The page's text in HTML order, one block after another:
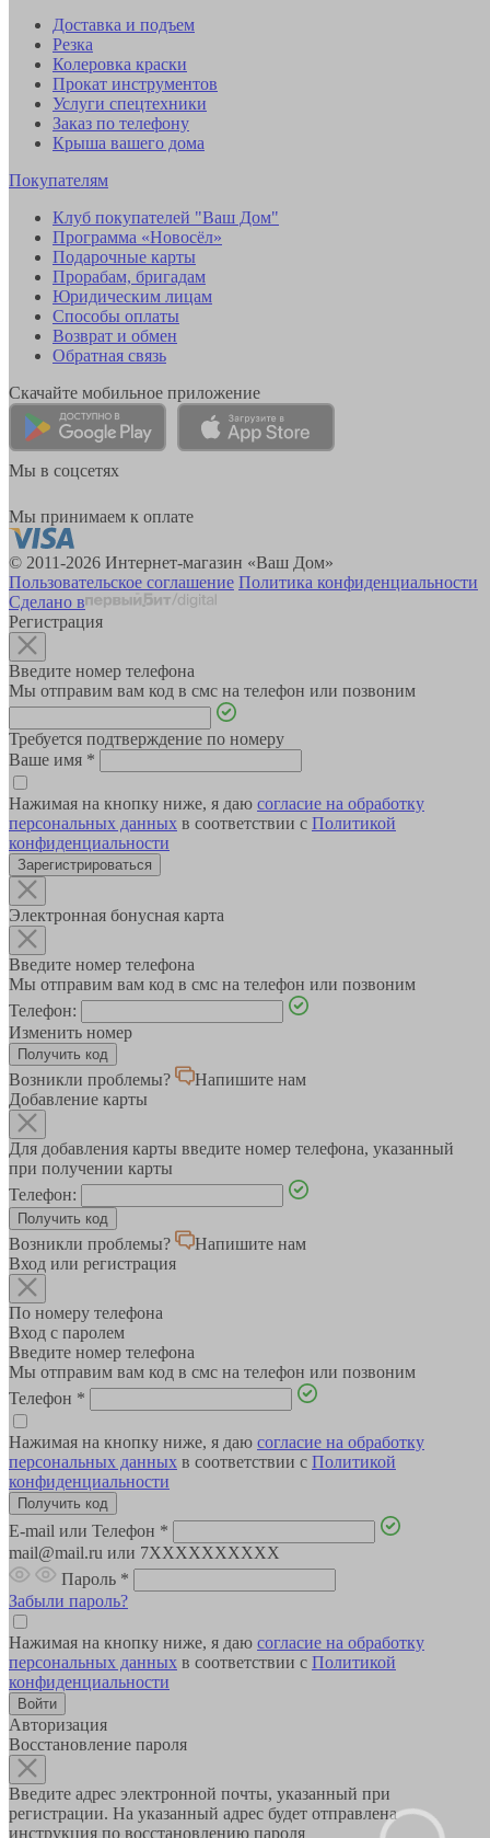
Доставка и подъем
Резка
Колеровка краски
Прокат инструментов
Услуги спецтехники
Заказ по телефону
Крыша вашего дома
Покупателям
Клуб покупателей "Ваш Дом"
Программа «Новосёл»
Подарочные карты
Прорабам, бригадам
Юридическим лицам
Способы оплаты
Возврат и обмен
Обратная связь
Скачайте мобильное приложение
Мы в соцсетях
Мы принимаем к оплате
© 2011-2026 Интернет-магазин «Ваш Дом»
Пользовательское соглашение Политика конфиденциальности
Сделано в
Регистрация
Введите номер телефона
Мы отправим вам код в смс на телефон или позвоним
Требуется подтверждение по номеру
Ваше имя *
Нажимая на кнопку ниже, я даю согласие на обработку
персональных данных в соответствии с Политикой
конфиденциальности
Зарегистрироваться
Электронная бонусная карта
Введите номер телефона
Мы отправим вам код в смс на телефон или позвоним
Телефон:
Изменить номер
Возникли проблемы?
Напишите нам
Добавление карты
Для добавления карты введите номер телефона, указанный
при получении карты
Телефон:
Возникли проблемы?
Напишите нам
Вход или регистрация
По номеру телефона
Вход с паролем
Введите номер телефона
Мы отправим вам код в смс на телефон или позвоним
Телефон *
Нажимая на кнопку ниже, я даю согласие на обработку
персональных данных в соответствии с Политикой
конфиденциальности
E-mail или Телефон *
mail@mail.ru или 7XXXXXXXXXX
Пароль *
Забыли пароль?
Нажимая на кнопку ниже, я даю согласие на обработку
персональных данных в соответствии с Политикой
конфиденциальности
Авторизация
Восстановление пароля
Введите адрес электронной почты, указанный при
регистрации. На указанный адрес будет отправлена
инструкция по восстановлению пароля